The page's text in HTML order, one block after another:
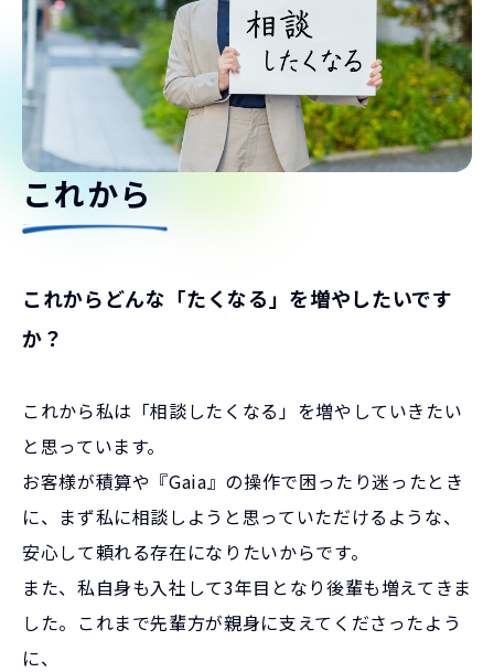
これから
これからどんな「たくなる」を増やしたいです
か？
これから私は「相談したくなる」を増やしていきたい
と思っています。
お客様が積算や『Gaia』の操作で困ったり迷ったとき
に、まず私に相談しようと思っていただけるような、
安心して頼れる存在になりたいからです。
また、私自身も入社して3年目となり後輩も増えてきま
した。これまで先輩方が親身に支えてくださったよう
に、